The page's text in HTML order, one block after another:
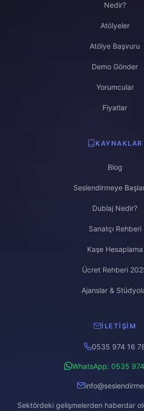
Nedir?
Atölyeler
Atölye Başvuru
Demo Gönder
Yorumcular
Fiyatlar
KAYNAKLAR
Blog
Seslendirmeye
Dublaj Nedir?
Sanatçı Rehberi
Kaşe Hesaplama
Ücret Rehberi
Ajanslar &
İLETIŞIM
0535 974 16
WhatsApp: 0535
Sektördeki gelişmelerden haberdar